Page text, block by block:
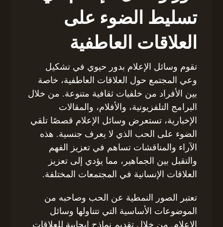
تسليط الضوء على
العلاقات العاطفية
تقوم وسائل الإعلام بدور حيوي في تشكيل
وعي المجتمع حول العلاقات العاطفية، خاصة
بين الأفراد من خلفيات ثقافية متنوعة. من خلال
البرامج التلفزيونية، والأفلام، والمقالات
الإخبارية، تستعرض وسائل الإعلام قصصًا تلقي
الضوء على الحب الذي لا يعرف جنسية. هذه
الآراء والمناقشات تساهم في تعزيز الفهم
والتقبل بين الجماهير، مما يؤدي إلى تعزيز
العلاقات الإنسانية في المجتمعات المختلفة.
تعتبر الصور النمطية عن الحب وصاحبه من
الموضوعات الأساسية التي تتناولها وسائل
الإعلام. من خلال تقديم نماذج إيجابية للعلاقات